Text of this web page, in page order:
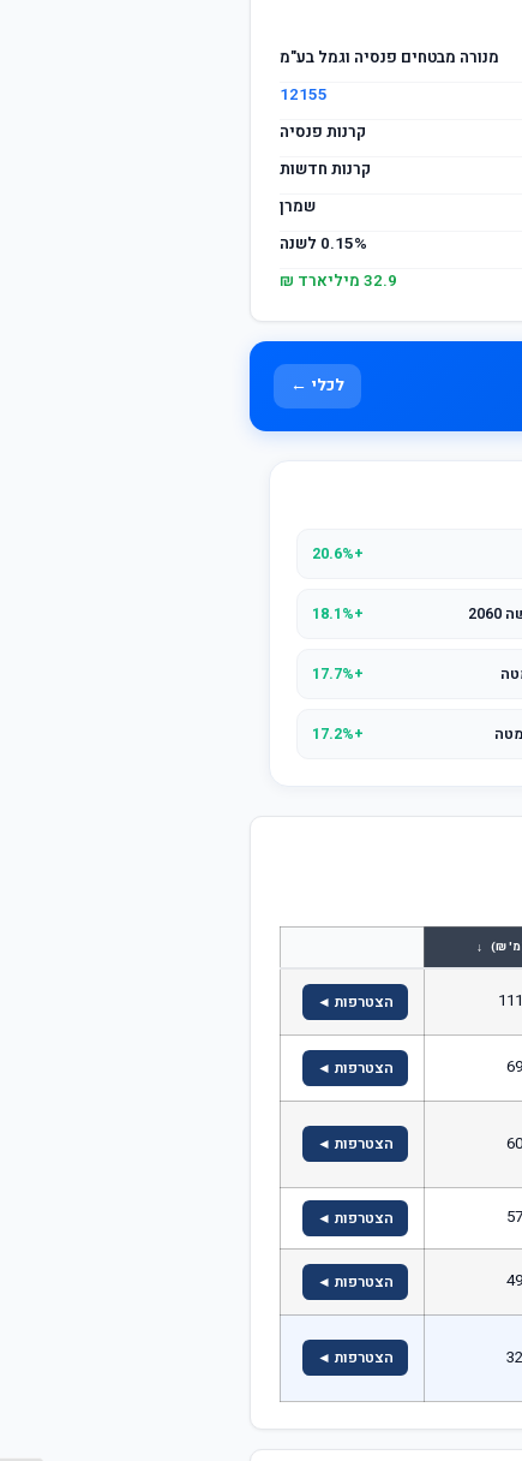
מנורה מבטחים פנסיה וגמל בע"מ
12155
קרנות פנסיה
קרנות חדשות
שמרן
0.15% לשנה
32.9 מיליארד ₪
לכלי ←
+20.6%
+18.1%
+17.7%
+17.2%
₪)
↓
הצטרפות ◄
הצטרפות ◄
הצטרפות ◄
הצטרפות ◄
הצטרפות ◄
הצטרפות ◄